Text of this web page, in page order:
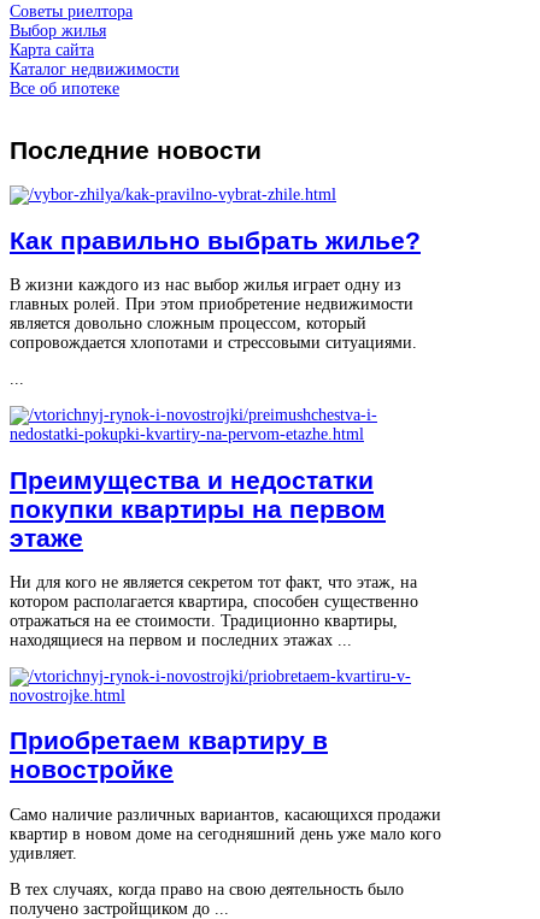
Советы риелтора
Выбор жилья
Карта сайта
Каталог недвижимости
Все об ипотеке
Последние новости
Как правильно выбрать жилье?
В жизни каждого из нас выбор жилья играет одну из
главных ролей. При этом приобретение недвижимости
является довольно сложным процессом, который
сопровождается хлопотами и стрессовыми ситуациями.
...
Преимущества и недостатки
покупки квартиры на первом
этаже
Ни для кого не является секретом тот факт, что этаж, на
котором располагается квартира, способен существенно
отражаться на ее стоимости. Традиционно квартиры,
находящиеся на первом и последних этажах ...
Приобретаем квартиру в
новостройке
Само наличие различных вариантов, касающихся продажи
квартир в новом доме на сегодняшний день уже мало кого
удивляет.
В тех случаях, когда право на свою деятельность было
получено застройщиком до ...